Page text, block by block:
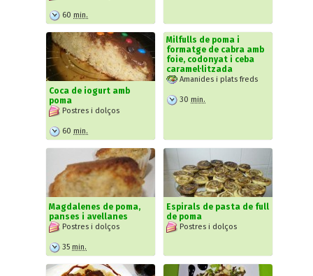
60 min.
Coca de iogurt amb
poma
Postres i dolços
60 min.
Milfulls de poma i
formatge de cabra amb
foie, codonyat i ceba
caramel·litzada
Amanides i plats freds
30 min.
Magdalenes de poma,
panses i avellanes
Postres i dolços
35 min.
Espirals de pasta de full
de poma
Postres i dolços